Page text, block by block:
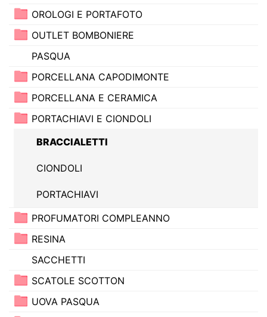
OROLOGI E PORTAFOTO
OUTLET BOMBONIERE
PASQUA
PORCELLANA CAPODIMONTE
PORCELLANA E CERAMICA
PORTACHIAVI E CIONDOLI
BRACCIALETTI
CIONDOLI
PORTACHIAVI
PROFUMATORI COMPLEANNO
RESINA
SACCHETTI
SCATOLE SCOTTON
UOVA PASQUA